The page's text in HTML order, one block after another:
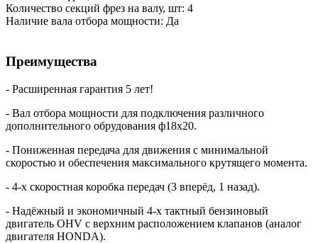
Количество секций фрез на валу, шт: 4
Наличие вала отбора мощности: Да
Преимущества
- Расширенная гарантия 5 лет!
- Вал отбора мощности для подключения различного
дополнительного обрудования ф18х20.
- Пониженная передача для движения с минимальной
скоростью и обеспечения максимального крутящего момента.
- 4-х скоростная коробка передач (3 вперёд, 1 назад).
- Надёжный и экономичный 4-х тактный бензиновый
двигатель OHV с верхним расположением клапанов (аналог
двигателя HONDA).